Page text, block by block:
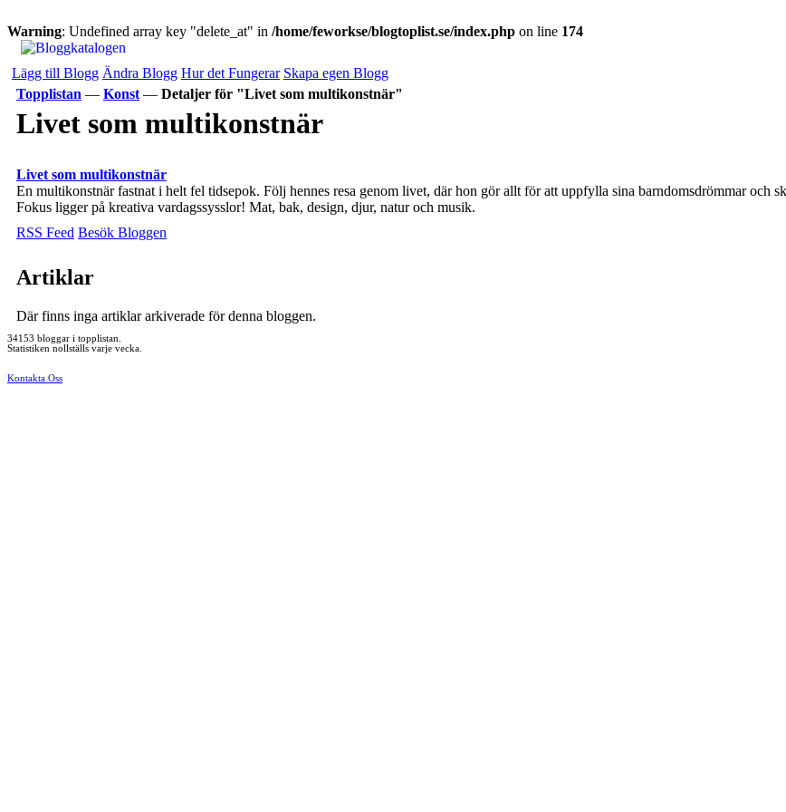
Warning: Undefined array key "delete_at" in /home/feworkse/blogtoplist.se/index.php on line 174
Lägg till Blogg Ändra Blogg Hur det Fungerar Skapa egen Blogg
Topplistan — Konst — Detaljer för "Livet som multikonstnär"
Livet som multikonstnär
Livet som multikonstnär
En multikonstnär fastnat i helt fel tidsepok. Följ hennes resa genom livet, där hon gör allt för att uppfylla sina barndomsdrömmar och
Fokus ligger på kreativa vardagssysslor! Mat, bak, design, djur, natur och musik.
RSS Feed Besök Bloggen
Artiklar
Där finns inga artiklar arkiverade för denna bloggen.
34153 bloggar i topplistan.
Statistiken nollställs varje vecka.
Kontakta Oss